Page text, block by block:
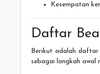
Kesempatan
Daftar
Berikut adalah
sebagai langkah awal